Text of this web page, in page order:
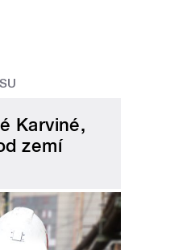
Karviné,
zemí